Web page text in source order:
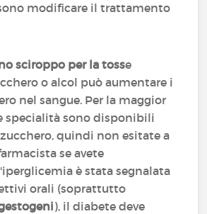
modificare il trattamento
sciroppo per la tosse
o alcol può aumentare i
nel sangue. Per la maggior
specialità sono disponibili
quindi non esitate a
se avete
è stata segnalata
orali (soprattutto
), il diabete deve